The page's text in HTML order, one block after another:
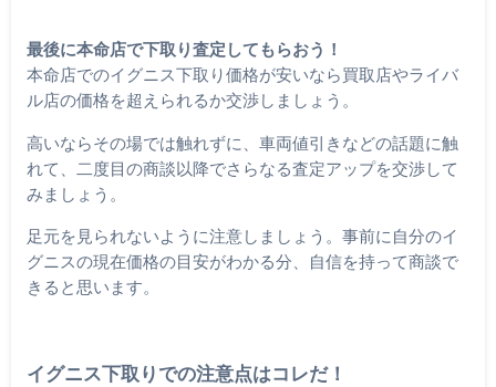
最後に本命店で下取り査定してもらおう！
本命店でのイグニス下取り価格が安いなら買取店やライバ
ル店の価格を超えられるか交渉しましょう。
高いならその場では触れずに、車両値引きなどの話題に触
れて、二度目の商談以降でさらなる査定アップを交渉して
みましょう。
足元を見られないように注意しましょう。事前に自分のイ
グニスの現在価格の目安がわかる分、自信を持って商談で
きると思います。
イグニス下取りでの注意点はコレだ！